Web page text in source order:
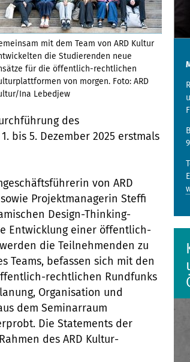
mit dem Team von ARD Kultur
die Studierenden neue
für die öffentlich-rechtlichen
von morgen. Foto: ARD
Ina Lebedjew
des
bis 5. Dezember 2025 erstmals
von ARD
Projektmanagerin Steffi
Design-Thinking-
Entwicklung einer öffentlich-
die Teilnehmenden zu
Teams, befassen sich mit den
rechtlichen Rundfunks
Organisation und
dem Seminarraum
Die Statements der
des ARD Kultur-